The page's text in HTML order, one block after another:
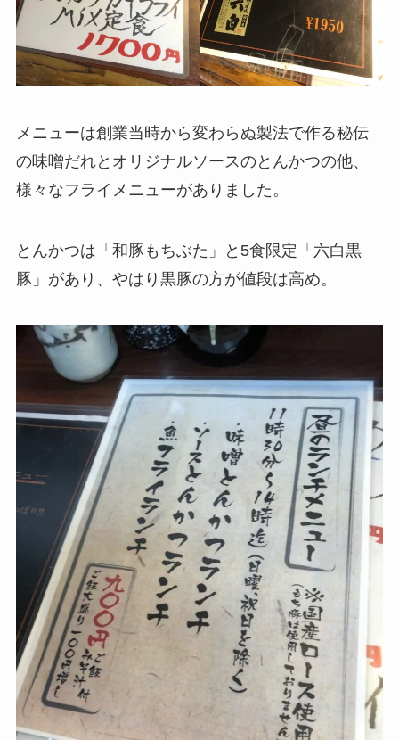
メニューは創業当時から変わらぬ製法で作る秘伝
の味噌だれとオリジナルソースのとんかつの他、
様々なフライメニューがありました。
とんかつは「和豚もちぶた」と5食限定「六白黒
豚」があり、やはり黒豚の方が値段は高め。